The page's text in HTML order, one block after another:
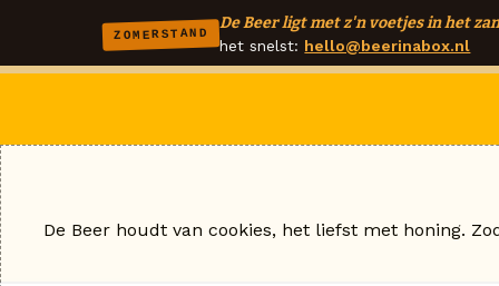
ZOMERSTAND
De Beer ligt met z'n voetjes in het
het snelst: hello@beerinabox.nl
De Beer houdt van cookies, het liefst met honing.